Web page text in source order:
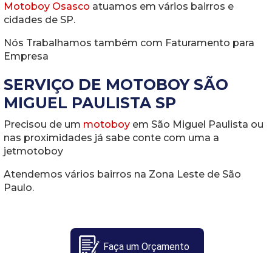
Motoboy Osasco atuamos em vários bairros e
cidades de SP.
Nós Trabalhamos também com Faturamento para
Empresa
SERVIÇO DE MOTOBOY SÃO
MIGUEL PAULISTA SP
Precisou de um motoboy em São Miguel Paulista ou
nas proximidades já sabe conte com uma a
jetmotoboy
Atendemos vários bairros na Zona Leste de São
Paulo.
Faça um Orçamento